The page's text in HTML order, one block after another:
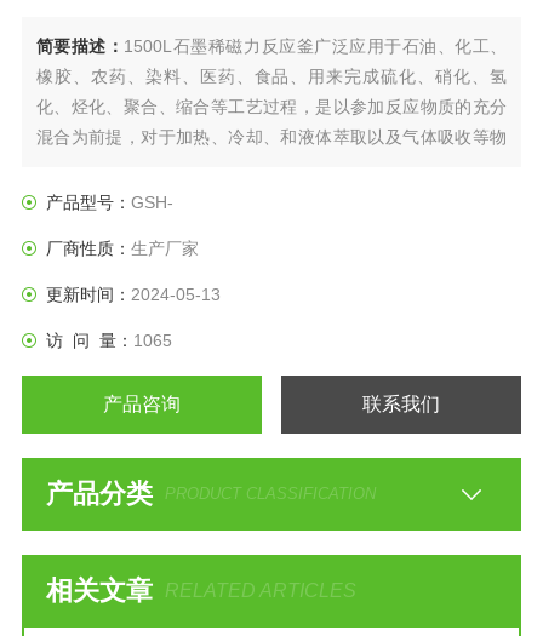
简要描述： 1500L石墨稀磁力反应釜广泛应用于石油、化工、
橡胶、农药、染料、医药、食品、用来完成硫化、硝化、氢
化、烃化、聚合、缩合等工艺过程，是以参加反应物质的充分
混合为前提，对于加热、冷却、和液体萃取以及气体吸收等物
工，制药等行业理想的所需设备。
产品型号： GSH-
厂商性质： 生产厂家
更新时间： 2024-05-13
访 问 量： 1065
产品咨询 联系我们
产品分类 PRODUCT CLASSIFICATION
相关文章 RELATED ARTICLES